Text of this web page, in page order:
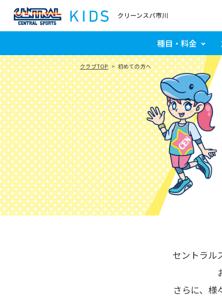
クリーンスパ市川
種目・料金
クラブTOP 初めての方へ
セントラル
さらに、様